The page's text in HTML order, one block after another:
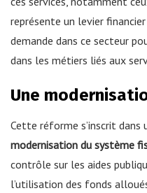
représente un levier
demande dans ce secteur
dans les métiers liés aux
Une
Cette réforme s’inscrit
modernisation du système
contrôle sur les aides
l’utilisation des fonds